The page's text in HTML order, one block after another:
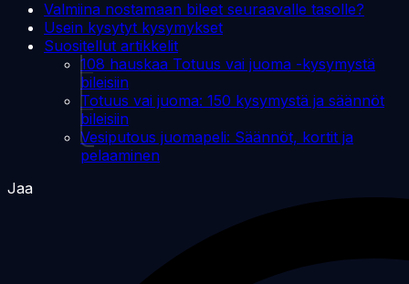
Valmiina nostamaan bileet seuraavalle tasolle?
Usein kysytyt kysymykset
Suositellut artikkelit
108 hauskaa Totuus vai juoma -kysymystä
bileisiin
Totuus vai juoma: 150 kysymystä ja säännöt
bileisiin
Vesiputous juomapeli: Säännöt, kortit ja
pelaaminen
Jaa